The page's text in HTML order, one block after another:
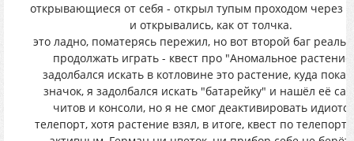
открывающиеся от себя - открыл тупым проходом через
и открывались, как от толчка.
это ладно, поматерясь пережил, но вот второй баг
продолжать играть - квест про "Аномальное
задолбался искать в котловине это растение, куда
значок, я задолбался искать "батарейку" и нашёл её
читов и консоли, но я не смог деактивировать
телепорт, хотя растение взял, в итоге, квест по